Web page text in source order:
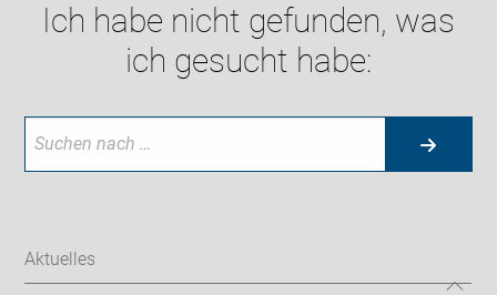
Ich habe nicht gefunden, was
ich gesucht habe:
Aktuelles